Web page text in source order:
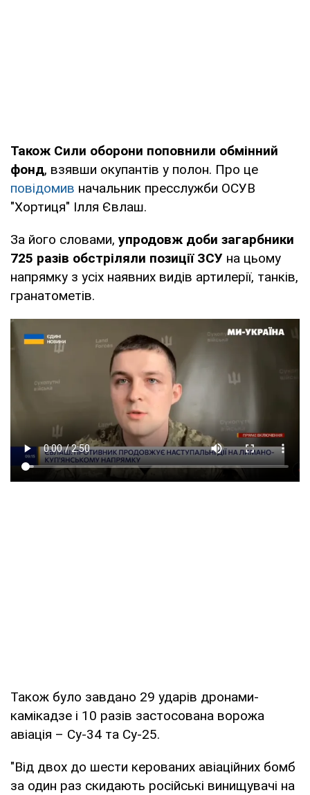
Також Сили оборони поповнили обмінний
фонд, взявши окупантів у полон. Про це
повідомив начальник пресслужби ОСУВ
"Хортиця" Ілля Євлаш.
За його словами, упродовж доби загарбники
725 разів обстріляли позиції ЗСУ на цьому
напрямку з усіх наявних видів артилерії, танків,
гранатометів.
Також було завдано 29 ударів дронами-
камікадзе і 10 разів застосована ворожа
авіація – Су-34 та Су-25.
"Від двох до шести керованих авіаційних бомб
за один раз скидають російські винищувачі на